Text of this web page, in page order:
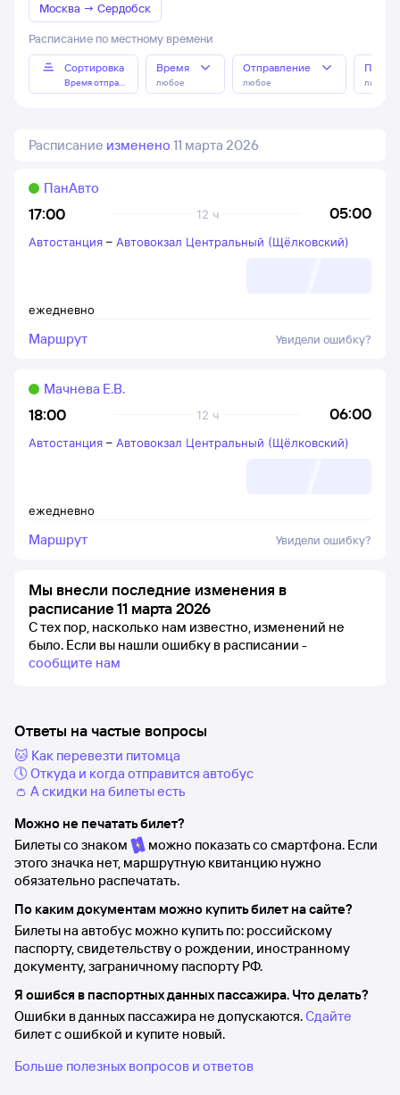
Москва → Сердобск
Расписание по местному времени
Сортировка
Время отправления
Время
любое
Отправление
любое любое
Расписание изменено 11 марта 2026
17:00 05:00
12 ч
ПанАвто
ежедневно
Автостанция – Автовокзал Центральный (Щёлковский)
Маршрут Увидели ошибку?
18:00 06:00
12 ч
Мачнева Е.В.
ежедневно
Автостанция – Автовокзал Центральный (Щёлковский)
Маршрут Увидели ошибку?
Мы внесли последние изменения в
расписание 11 марта 2026
С тех пор, насколько нам известно, изменений не
было. Если вы нашли ошибку в расписании -
сообщите нам
Ответы на частые вопросы
🐱 Как перевезти питомца
🕔 Откуда и когда отправится автобус
👛 А скидки на билеты есть
Можно не печатать билет?
Билеты со знаком
можно показать со смартфона. Если
этого значка нет, маршрутную квитанцию нужно
обязательно распечатать.
По каким документам можно купить билет на сайте?
Билеты на автобус можно купить по: российскому
паспорту, свидетельству о рождении, иностранному
документу, заграничному паспорту РФ.
Я ошибся в паспортных данных пассажира. Что делать?
Ошибки в данных пассажира не допускаются.Сдайте
билет с ошибкой и купите новый.
Больше полезных вопросов и ответов